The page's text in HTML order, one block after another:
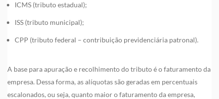
ICMS (tributo estadual);
ISS (tributo municipal);
CPP (tributo federal – contribuição previdenciária patronal).
A base para apuração e recolhimento do tributo é o faturamento da
empresa. Dessa forma, as alíquotas são geradas em percentuais
escalonados, ou seja, quanto maior o faturamento da empresa,